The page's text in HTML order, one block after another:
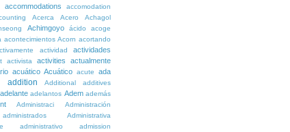
accommodations
accomodation
Acerca Acero Achagol
Achimgoyo ácido
acoge
acontecimientos Acorn acortando
actividad actividades
activista activities actualmente
acuático Acuático acute ada
addition Additional additives
adelante adelantos Adem además
Administraci Administración
administrados
Administrativa
administrativo
admission